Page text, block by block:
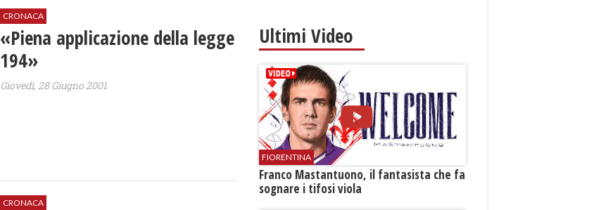
CRONACA
«Piena applicazione della legge
194»
Giovedì, 28 Giugno 2001
CRONACA
Ultimi Video
FIORENTINA
Franco Mastantuono, il fantasista che fa
sognare i tifosi viola